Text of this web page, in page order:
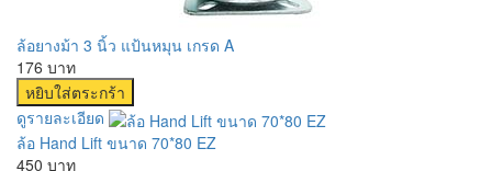
ล้อยางม้า 3 นิ้ว แป้นหมุน เกรด A
176 บาท
ดูรายละเอียด
ล้อ Hand Lift ขนาด 70*80 EZ
450 บาท